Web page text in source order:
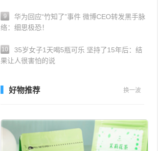
9
华为回应“竹知了”事件 微博CEO转发黑手脉
络：细思极恐！
10
35岁女子1天喝5瓶可乐 坚持了15年后：结
果让人很害怕的说
好物推荐 换一波